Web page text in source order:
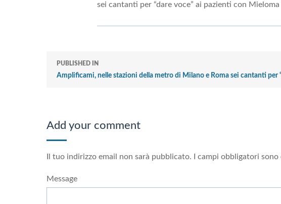
sei cantanti per “dare voce” ai pazienti con
PUBLISHED IN
Amplificami, nelle stazioni della metro di Milano e Roma sei cantanti
Add your comment
Il tuo indirizzo email non sarà pubblicato. I campi obbligatori
Message